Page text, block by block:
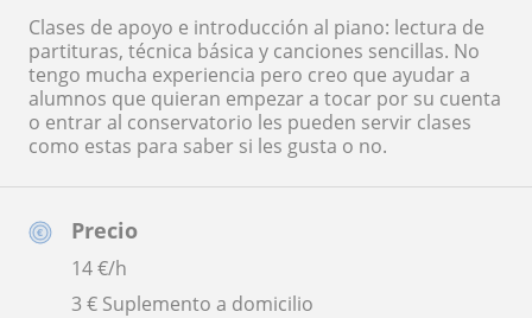
Precio
14€/h
3 € Suplemento a domicilio
Clases de apoyo e introducción al piano: lectura de
partituras, técnica básica y canciones sencillas. No
tengo mucha experiencia pero creo que ayudar a
alumnos que quieran empezar a tocar por su cuenta
o entrar al conservatorio les pueden servir clases
como estas para saber si les gusta o no.